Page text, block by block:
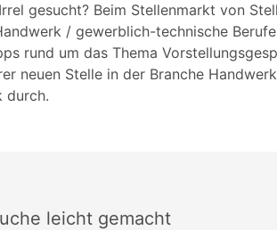
gesucht? Beim Stellenmarkt von
/ gewerblich-technische
rund um das Thema
neuen Stelle in der Branche
durch.
leicht gemacht